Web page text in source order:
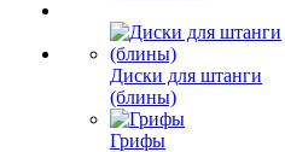
Диски для штанги
(блины)
Грифы